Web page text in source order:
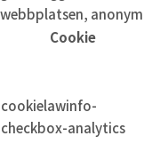
webbplatsen,
Cookie
cookielawinfo-
checkbox-analytics